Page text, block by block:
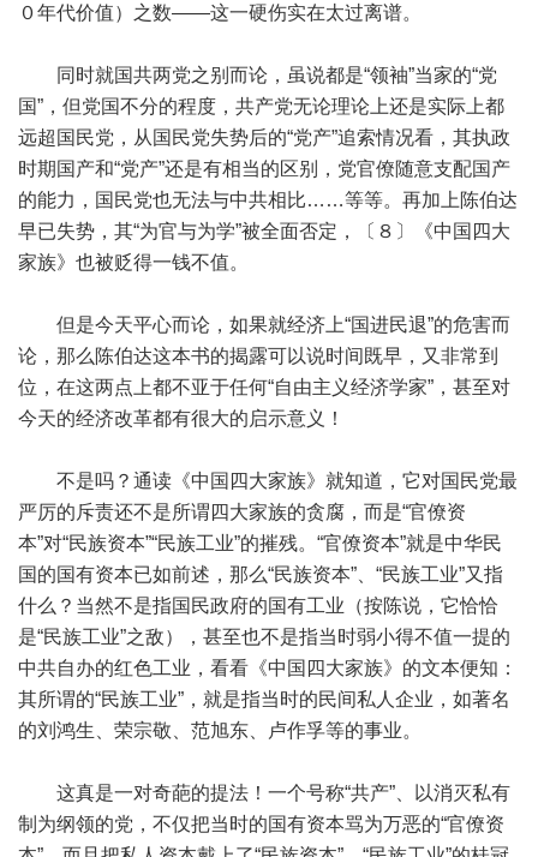
０年代价值）之数——这一硬伤实在太过离谱。
同时就国共两党之别而论，虽说都是“领袖”当家的“党
国”，但党国不分的程度，共产党无论理论上还是实际上都
远超国民党，从国民党失势后的“党产”追索情况看，其执政
时期国产和“党产”还是有相当的区别，党官僚随意支配国产
的能力，国民党也无法与中共相比……等等。再加上陈伯达
早已失势，其“为官与为学”被全面否定，〔８〕《中国四大
家族》也被贬得一钱不值。
但是今天平心而论，如果就经济上“国进民退”的危害而
论，那么陈伯达这本书的揭露可以说时间既早，又非常到
位，在这两点上都不亚于任何“自由主义经济学家”，甚至对
今天的经济改革都有很大的启示意义！
不是吗？通读《中国四大家族》就知道，它对国民党最
严厉的斥责还不是所谓四大家族的贪腐，而是“官僚资
本”对“民族资本”“民族工业”的摧残。“官僚资本”就是中华民
国的国有资本已如前述，那么“民族资本”、“民族工业”又指
什么？当然不是指国民政府的国有工业（按陈说，它恰恰
是“民族工业”之敌），甚至也不是指当时弱小得不值一提的
中共自办的红色工业，看看《中国四大家族》的文本便知：
其所谓的“民族工业”，就是指当时的民间私人企业，如著名
的刘鸿生、荣宗敬、范旭东、卢作孚等的事业。
这真是一对奇葩的提法！一个号称“共产”、以消灭私有
制为纲领的党，不仅把当时的国有资本骂为万恶的“官僚资